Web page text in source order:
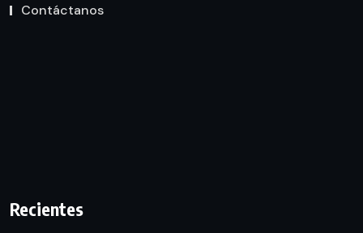
Contáctanos
Recientes